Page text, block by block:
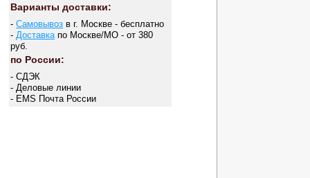
Варианты доставки:
-Самовывоз в г. Москве - бесплатно
- Доставка по Москве/МО - от 380
руб.
по России:
- СДЭК
- Деловые линии
- EMS Почта России